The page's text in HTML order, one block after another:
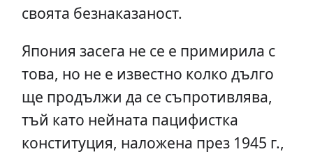
своята безнаказаност.
Япония засега не се е примирила с
това, но не е известно колко дълго
ще продължи да се съпротивлява,
тъй като нейната пацифистка
конституция, наложена през 1945 г.,